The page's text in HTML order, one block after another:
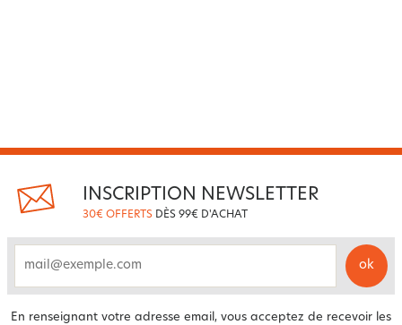
INSCRIPTION NEWSLETTER
30€ OFFERTS DÈS 99€ D'ACHAT
ok
En renseignant votre adresse email, vous acceptez de recevoir les